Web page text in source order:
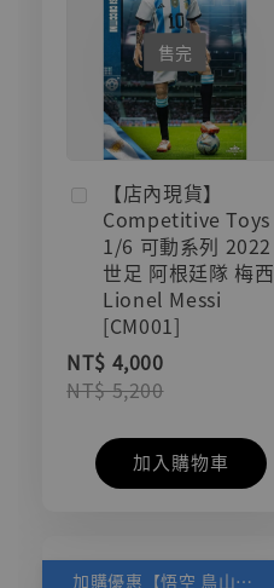
售完
【店內現貨】
Competitive Toys
1/6 可動系列 2022
世足 阿根廷隊 梅西
Lionel Messi
[CM001]
NT$ 4,000
NT$ 5,200
加入購物車
加購優惠【悟空 鳥山明紀念款 [奇蹟工作室]】